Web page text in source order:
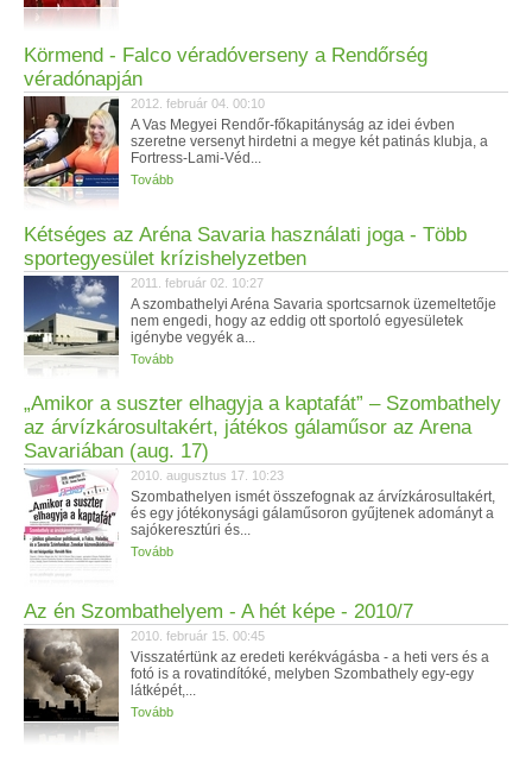
Körmend - Falco véradóverseny a Rendőrség
véradónapján
2012. február 04. 00:10
A Vas Megyei Rendőr-főkapitányság az idei évben
szeretne versenyt hirdetni a megye két patinás klubja, a
Fortress-Lami-Véd...
Tovább
Kétséges az Aréna Savaria használati joga - Több
sportegyesület krízishelyzetben
2011. február 02. 10:27
A szombathelyi Aréna Savaria sportcsarnok üzemeltetője
nem engedi, hogy az eddig ott sportoló egyesületek
igénybe vegyék a...
Tovább
„Amikor a suszter elhagyja a kaptafát” – Szombathely
az árvízkárosultakért, játékos gálaműsor az Arena
Savariában (aug. 17)
2010. augusztus 17. 10:23
Szombathelyen ismét összefognak az árvízkárosultakért,
és egy jótékonysági gálaműsoron gyűjtenek adományt a
sajókeresztúri és...
Tovább
Az én Szombathelyem - A hét képe - 2010/7
2010. február 15. 00:45
Visszatértünk az eredeti kerékvágásba - a heti vers és a
fotó is a rovatindítóké, melyben Szombathely egy-egy
látképét,...
Tovább